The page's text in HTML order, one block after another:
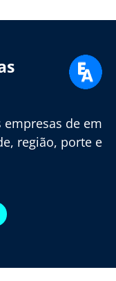
empresas de em
região, porte e